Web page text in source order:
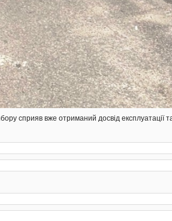
сприяв вже отриманий досвід експлуатації